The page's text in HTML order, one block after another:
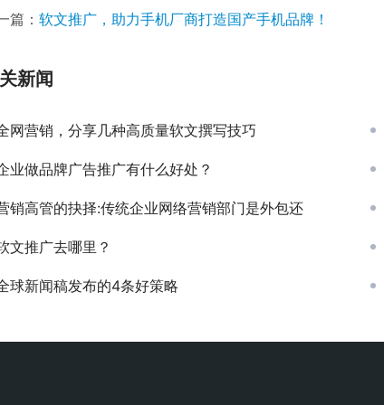
篇： 软文推广，助力手机厂商打造国产手机品牌！
新闻
网营销，分享几种高质量软文撰写技巧
业做品牌广告推广有什么好处？
销高管的抉择:传统企业网络营销部门是外包还
文推广去哪里？
球新闻稿发布的4条好策略